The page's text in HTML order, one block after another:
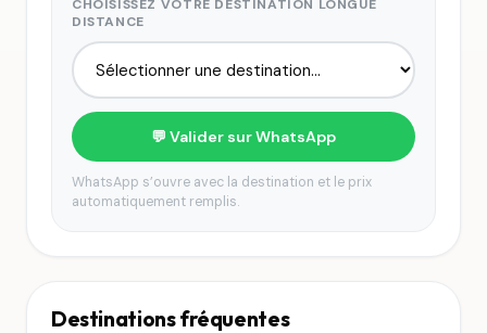
CHOISISSEZ VOTRE DESTINATION LONGUE
DISTANCE
💬 Valider sur WhatsApp
WhatsApp s’ouvre avec la destination et le prix
automatiquement remplis.
Destinations fréquentes